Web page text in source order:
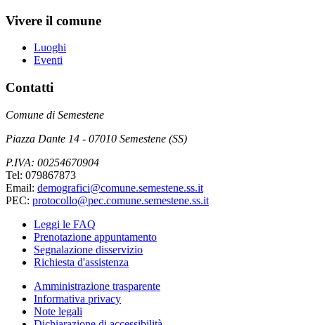
Vivere il comune
Luoghi
Eventi
Contatti
Comune di Semestene
Piazza Dante 14 - 07010 Semestene (SS)
P.IVA: 00254670904
Tel: 079867873
Email: demografici@comune.semestene.ss.it
PEC: protocollo@pec.comune.semestene.ss.it
Leggi le FAQ
Prenotazione appuntamento
Segnalazione disservizio
Richiesta d'assistenza
Amministrazione trasparente
Informativa privacy
Note legali